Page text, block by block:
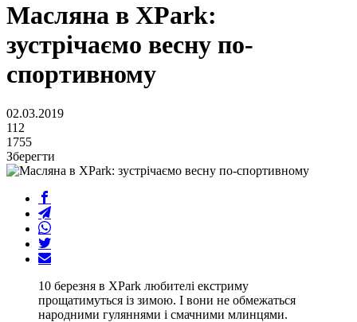
Масляна в XPark:
зустрічаємо весну по-
спортивному
02.03.2019
112
1755
Зберегти
10 березня в XPark любителі екстриму
прощатимуться із зимою. І вони не обмежаться
народними гуляннями і смачними млинцями.